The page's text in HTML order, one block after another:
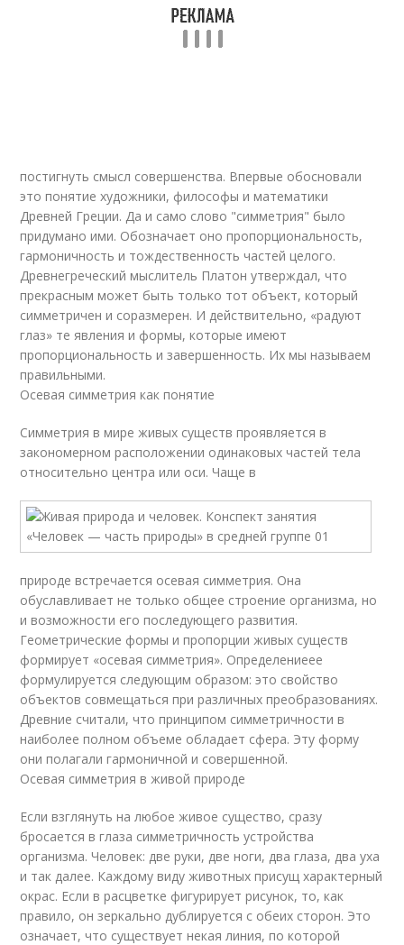
постигнуть смысл совершенства. Впервые обосновали
это понятие художники, философы и математики
Древней Греции. Да и само слово "симметрия" было
придумано ими. Обозначает оно пропорциональность,
гармоничность и тождественность частей целого.
Древнегреческий мыслитель Платон утверждал, что
прекрасным может быть только тот объект, который
симметричен и соразмерен. И действительно, «радуют
глаз» те явления и формы, которые имеют
пропорциональность и завершенность. Их мы называем
правильными.
Осевая симметрия как понятие
Симметрия в мире живых существ проявляется в
закономерном расположении одинаковых частей тела
относительно центра или оси. Чаще в
природе встречается осевая симметрия. Она
обуславливает не только общее строение организма, но
и возможности его последующего развития.
Геометрические формы и пропорции живых существ
формирует «осевая симметрия». Определениеее
формулируется следующим образом: это свойство
объектов совмещаться при различных преобразованиях.
Древние считали, что принципом симметричности в
наиболее полном объеме обладает сфера. Эту форму
они полагали гармоничной и совершенной.
Осевая симметрия в живой природе
Если взглянуть на любое живое существо, сразу
бросается в глаза симметричность устройства
организма. Человек: две руки, две ноги, два глаза, два уха
и так далее. Каждому виду животных присущ характерный
окрас. Если в расцветке фигурирует рисунок, то, как
правило, он зеркально дублируется с обеих сторон. Это
означает, что существует некая линия, по которой